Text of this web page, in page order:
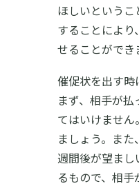
ほしいという
することによ
せることができ
催促状を出す時
まず、相手が
てはいけませ
ましょう。ま
週間後が望ま
るもので、相